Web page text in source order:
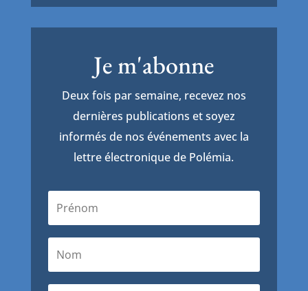
Je m'abonne
Deux fois par semaine, recevez nos
dernières publications et soyez
informés de nos événements avec la
lettre électronique de Polémia.